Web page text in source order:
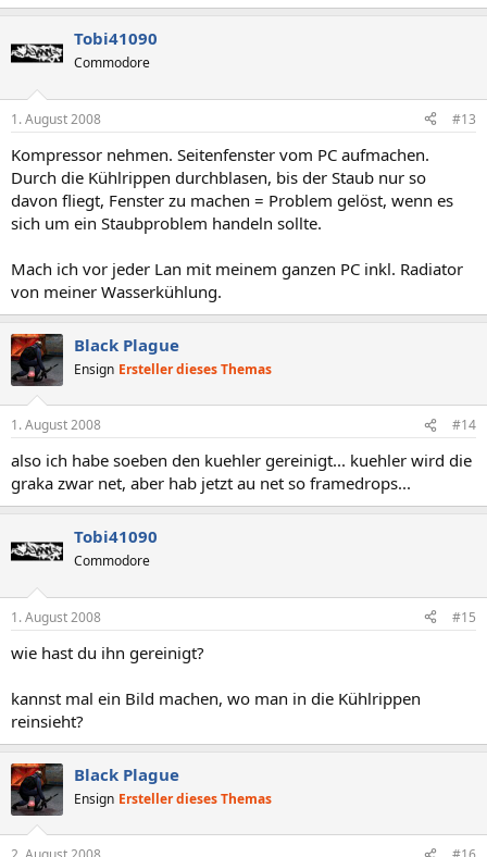
Tobi41090
Commodore
1. August 2008 #13
Kompressor nehmen. Seitenfenster vom PC aufmachen.
Durch die Kühlrippen durchblasen, bis der Staub nur so
davon fliegt, Fenster zu machen = Problem gelöst, wenn es
sich um ein Staubproblem handeln sollte.
Mach ich vor jeder Lan mit meinem ganzen PC inkl. Radiator
von meiner Wasserkühlung.
Black Plague
Ensign Ersteller dieses Themas
1. August 2008 #14
also ich habe soeben den kuehler gereinigt... kuehler wird die
graka zwar net, aber hab jetzt au net so framedrops...
Tobi41090
Commodore
1. August 2008 #15
wie hast du ihn gereinigt?
kannst mal ein Bild machen, wo man in die Kühlrippen
reinsieht?
Black Plague
Ensign Ersteller dieses Themas